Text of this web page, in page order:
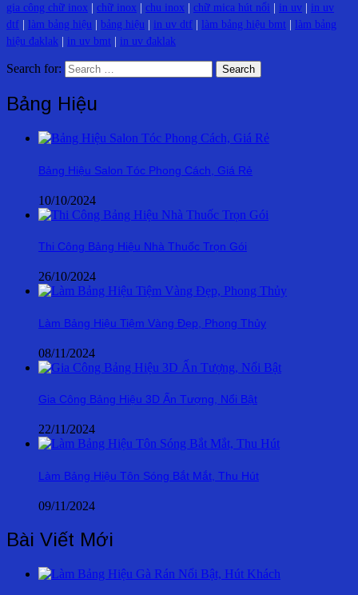
gia công chữ inox | chữ inox | chu inox | chữ mica hút nổi | in uv | in uv
dtf | làm bảng hiệu | bảng hiệu | in uv dtf | làm bảng hiệu bmt | làm bảng
hiệu đaklak | in uv bmt | in uv đaklak
Search for:
Bảng Hiệu
Bảng Hiệu Salon Tóc Phong Cách, Giá Rẻ
10/10/2024
Thi Công Bảng Hiệu Nhà Thuốc Trọn Gói
26/10/2024
Làm Bảng Hiệu Tiệm Vàng Đẹp, Phong Thủy
08/11/2024
Gia Công Bảng Hiệu 3D Ấn Tượng, Nổi Bật
22/11/2024
Làm Bảng Hiệu Tôn Sóng Bắt Mắt, Thu Hút
09/11/2024
Bài Viết Mới